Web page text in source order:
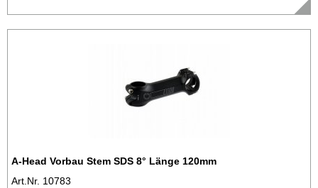
A-Head Vorbau Stem SDS 8° Länge 120mm
Art.Nr. 10783